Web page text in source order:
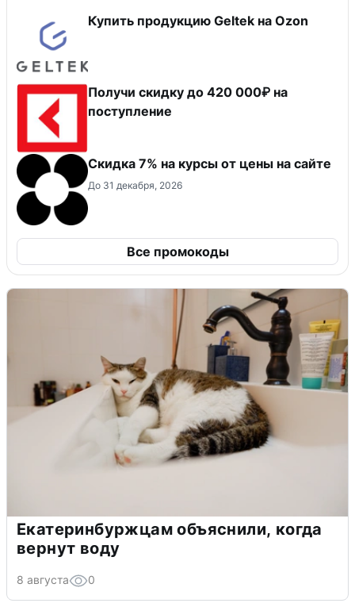
Купить продукцию Geltek на Ozon
Получи скидку до 420 000₽ на
поступление
Скидка 7% на курсы от цены на сайте
До 31 декабря, 2026
Все промокоды
Екатеринбуржцам объяснили, когда
вернут воду
8 августа 0